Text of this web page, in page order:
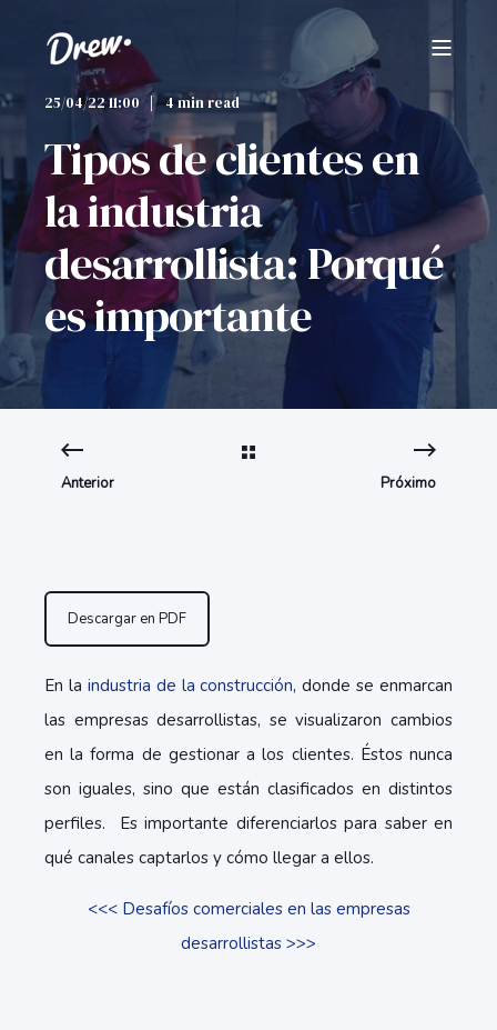
25/04/22 11:00 4 min read
Tipos de clientes en
la industria
desarrollista: Porqué
es importante
Anterior Próximo
Descargar en PDF
En la industria de la construcción, donde se enmarcan
las empresas desarrollistas, se visualizaron cambios
en la forma de gestionar a los clientes. Éstos nunca
son iguales, sino que están clasificados en distintos
perfiles. Es importante diferenciarlos para saber en
qué canales captarlos y cómo llegar a ellos.
<<< Desafíos comerciales en las empresas
desarrollistas >>>